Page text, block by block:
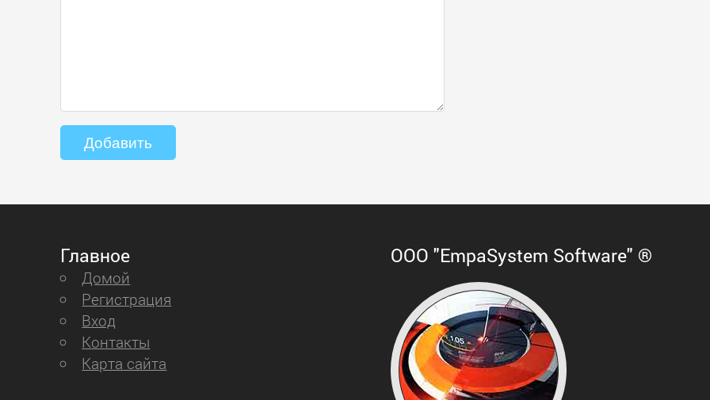
Главное
Домой
Регистрация
Вход
Контакты
Карта сайта
ООО "EmpaSystem Software" ®